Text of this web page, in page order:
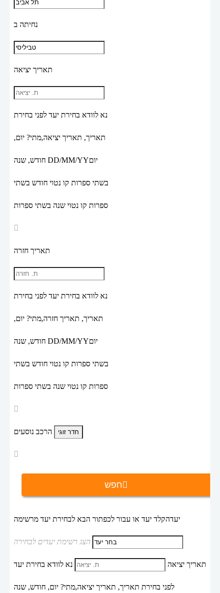
נחיתה ב
תאריך יציאה
נא לוודא בחירת יעד לפני בחירת
תאריך, תאריך יציאה,מתי? יום,
DD/MM/YYיום
בשתי ספרות קו נטוי חודש בשתי
ספרות קו נטוי שנה בשתי ספרות
תאריך חזרה
נא לוודא בחירת יעד לפני בחירת
תאריך, תאריך חזרה,מתי? יום,
DD/MM/YYיום
בשתי ספרות קו נטוי חודש בשתי
ספרות קו נטוי שנה בשתי ספרות
הרכב נוסעים
חפש
יעדהקלד יעד או עבור לכפתור הבא לבחירת יעד מרשימה
הצג רשימת יעדים לבחירה
תאריך יציאה נא לוודא בחירת יעד
לפני בחירת תאריך, תאריך יציאה,מתי? יום, חודש, שנה